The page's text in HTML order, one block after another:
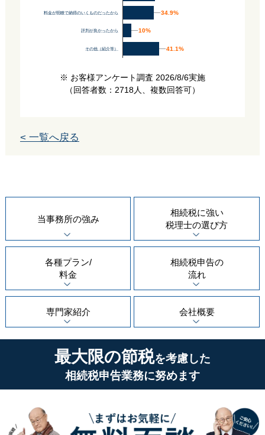
料金が明瞭で納得のいくものだったから
評判が良かったから
その他（紹介等）
34.9%
34.9%
10%
10%
41.1%
41.1%
※ お客様アンケート調査 2026/8/6実施
（回答者数：2718人、複数回答可）
< 一覧へ戻る
当事務所の強み
相続税に強い
税理士の選び方
各種プラン/
料金
相続税申告の
流れ
専門家紹介 会社概要
最大限の節税を考慮した
相続税申告業務に努めます